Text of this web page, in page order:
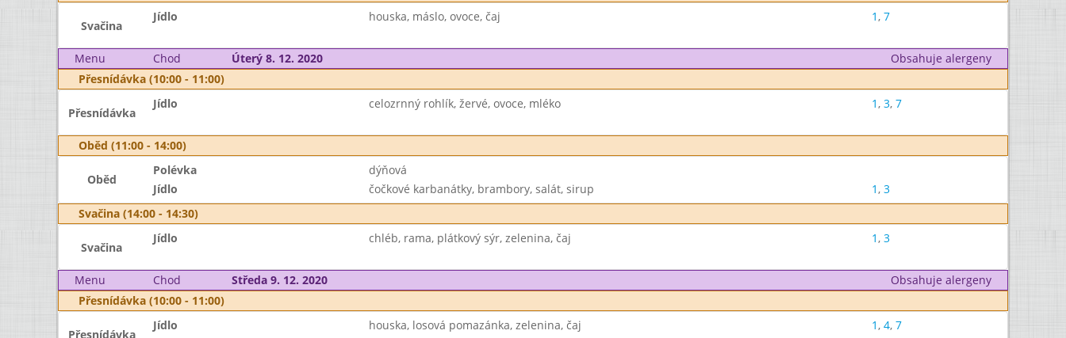
Svačina
Jídlo houska, máslo, ovoce, čaj 1, 7
Menu Chod Úterý 8. 12. 2020
Obsahuje alergeny
Přesnídávka (10:00 - 11:00)
Přesnídávka
Jídlo celozrnný rohlík, žervé, ovoce, mléko 1, 3, 7
Oběd (11:00 - 14:00)
Oběd
Polévka
dýňová
Jídlo
čočkové karbanátky, brambory, salát, sirup 1, 3
Svačina (14:00 - 14:30)
Svačina
Jídlo chléb, rama, plátkový sýr, zelenina, čaj 1, 3
Menu Chod Středa 9. 12. 2020
Obsahuje alergeny
Přesnídávka (10:00 - 11:00)
Přesnídávka
Jídlo houska, losová pomazánka, zelenina, čaj 1, 4, 7